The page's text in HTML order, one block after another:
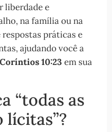
liberdade e
na família ou na
práticas e
ajudando você a
10:23 em sua
“todas as
lícitas”?